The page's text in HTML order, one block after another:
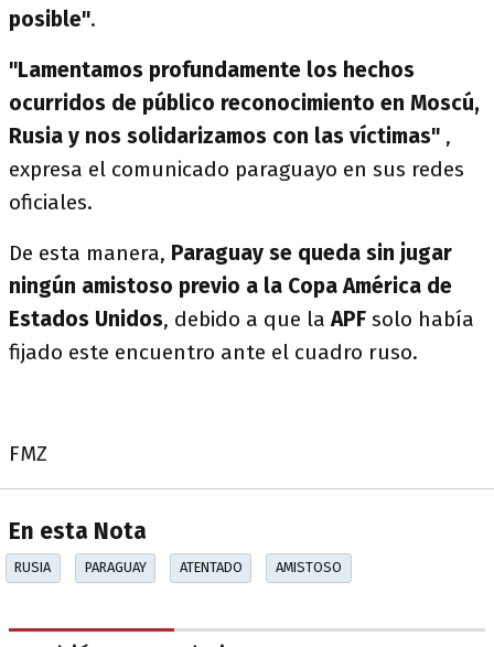
posible".
"Lamentamos profundamente los hechos
ocurridos de público reconocimiento en Moscú,
Rusia y nos solidarizamos con las víctimas" ,
expresa el comunicado paraguayo en sus redes
oficiales.
De esta manera, Paraguay se queda sin jugar
ningún amistoso previo a la Copa América de
Estados Unidos, debido a que laAPF solo había
fijado este encuentro ante el cuadro ruso.
FMZ
En esta Nota
RUSIA PARAGUAY ATENTADO AMISTOSO